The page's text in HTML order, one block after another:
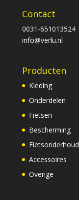
Contact
0031-651013524
info@verlu.nl
Producten
Kleding
Onderdelen
Fietsen
Bescherming
Fietsonderhoud
Accessoires
Overige